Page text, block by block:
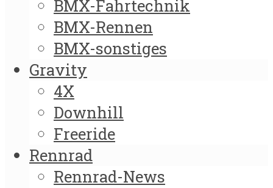
BMX-Fahrtechnik
BMX-Rennen
BMX-sonstiges
Gravity
4X
Downhill
Freeride
Rennrad
Rennrad-News